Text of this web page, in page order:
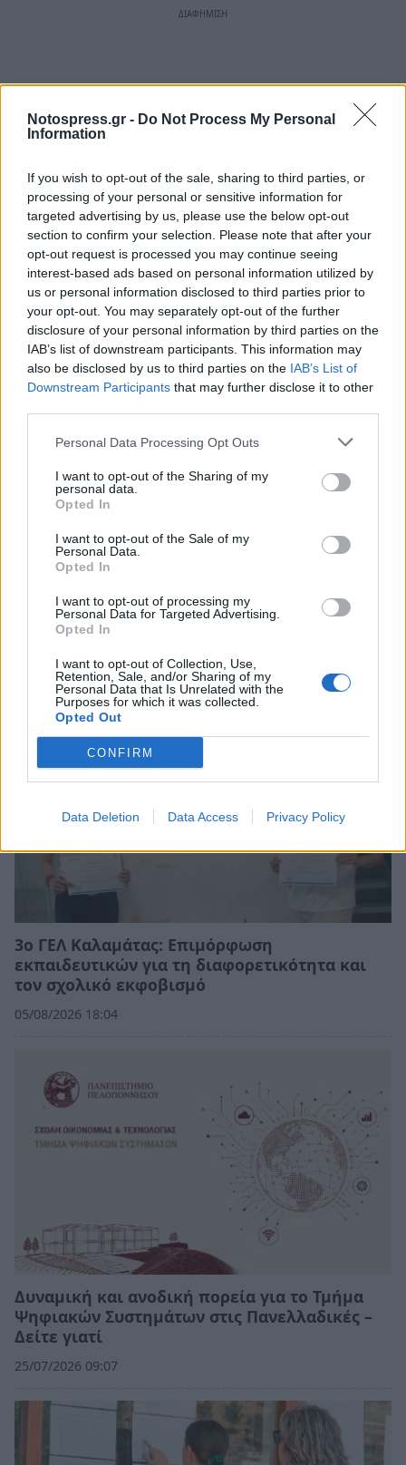
Notospress.gr - Do Not Process My Personal
Information
If you wish to opt-out of the sale, sharing to third parties, or
processing of your personal or sensitive information for
targeted advertising by us, please use the below opt-out
section to confirm your selection. Please note that after your
opt-out request is processed you may continue seeing
interest-based ads based on personal information utilized by
us or personal information disclosed to third parties prior to
your opt-out. You may separately opt-out of the further
disclosure of your personal information by third parties on the
IAB’s list of downstream participants. This information may
also be disclosed by us to third parties on the IAB’s List of
Downstream Participants that may further disclose it to other
Personal Data Processing Opt Outs
I want to opt-out of the Sharing of my
personal data.
Opted In
I want to opt-out of the Sale of my
Personal Data.
Opted In
I want to opt-out of processing my
Personal Data for Targeted Advertising.
Opted In
I want to opt-out of Collection, Use,
Retention, Sale, and/or Sharing of my
Personal Data that Is Unrelated with the
Purposes for which it was collected.
Opted Out
CONFIRM
Data Deletion Data Access Privacy Policy
Σχετικά Άρθρα
3ο ΓΕΛ Καλαμάτας: Επιμόρφωση
εκπαιδευτικών για τη διαφορετικότητα και
τον σχολικό εκφοβισμό
05/08/2026 18:04
Δυναμική και ανοδική πορεία για το Τμήμα
Ψηφιακών Συστημάτων στις Πανελλαδικές –
Δείτε γιατί
25/07/2026 09:07